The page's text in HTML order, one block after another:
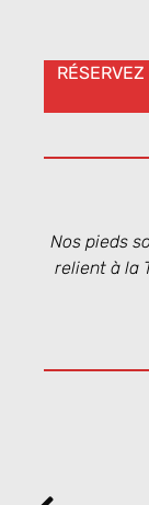
Nos pieds
relient à la